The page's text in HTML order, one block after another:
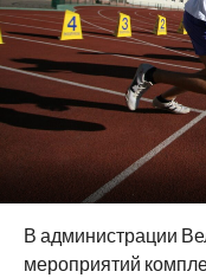
В администрации
мероприятий